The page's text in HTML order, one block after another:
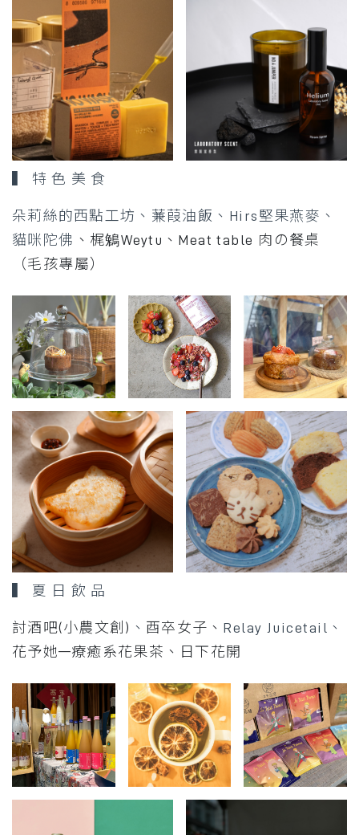
▍ 特 色 美 食
朵莉絲的西點工坊、 蒹葭油飯 、 Hirs堅果燕麥 、
貓咪陀佛 、 梶鵵Weytu、 Meat table 肉の餐桌
（毛孩專屬）
▍ 夏 日 飲 品
討酒吧(小農文創) 、 酉卒女子、 Relay Juicetail、
花予她—療癒系花果茶 、日下花開